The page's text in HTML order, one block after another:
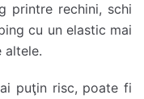
printre rechini, schi
cu un elastic mai
altele.
puţin risc, poate fi